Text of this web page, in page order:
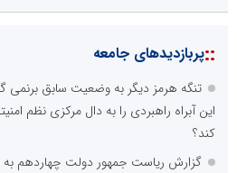
::پربازدیدهای جامعه
تنگه هرمز دیگر به وضعیت سابق برنمی
این آبراه راهبردی را به دال مرکزی نظم
کند؟
گزارش ریاست جمهور دولت چهاردهم